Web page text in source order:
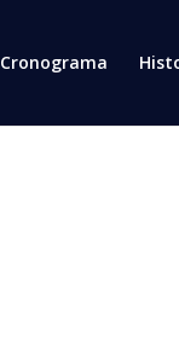
Cronograma